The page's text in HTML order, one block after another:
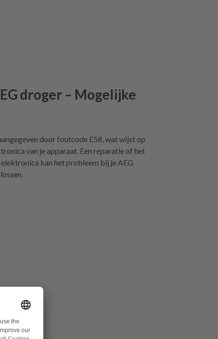
droger – Mogelijke
door foutcode E58, wat wijst op
van je apparaat. Een reparatie of het
kan het probleem bij je AEG